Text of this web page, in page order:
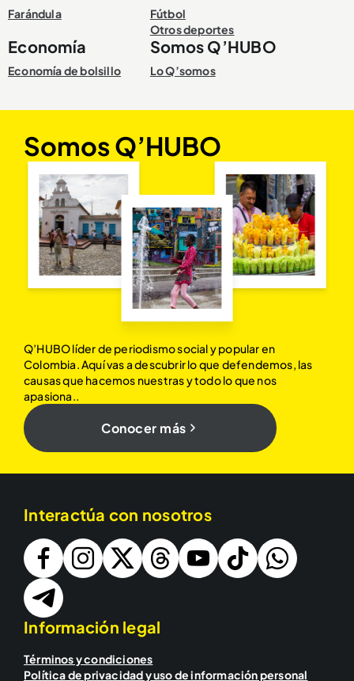
Farándula
Fútbol
Otros deportes
Economía
Economía de bolsillo
Somos Q’HUBO
Lo Q’somos
Somos Q’HUBO
Q’HUBO líder de periodismo social y popular en
Colombia. Aquí vas a descubrir lo que defendemos, las
causas que hacemos nuestras y todo lo que nos
apasiona..
Conocer más
Interactúa con nosotros
Información legal
Términos y condiciones
Política de privacidad y uso de información personal